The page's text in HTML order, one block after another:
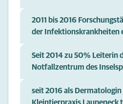
2011 bis 2016
der Infektionskrankheiten
Seit 2014 zu 50% Leiterin
Notfallzentrum des
seit 2016 als Dermatologin